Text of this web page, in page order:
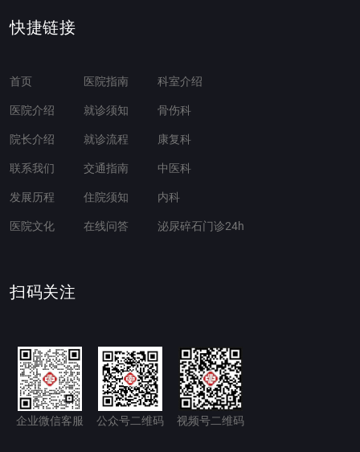
快捷链接
首页
医院介绍
院长介绍
联系我们
发展历程
医院文化
医院指南
就诊须知
就诊流程
交通指南
住院须知
在线问答
科室介绍
骨伤科
康复科
中医科
内科
泌尿碎石门诊24h
扫码关注
企业微信客服 公众号二维码 视频号二维码